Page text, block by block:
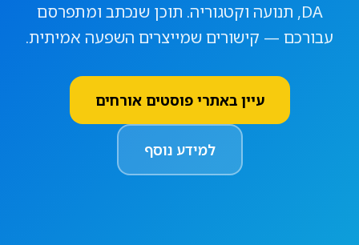
DA, תנועה וקטגוריה. תוכן שנכתב ומתפרסם
עבורכם — קישורים שמייצרים השפעה אמיתית.
עיין באתרי פוסטים אורחים
למידע נוסף